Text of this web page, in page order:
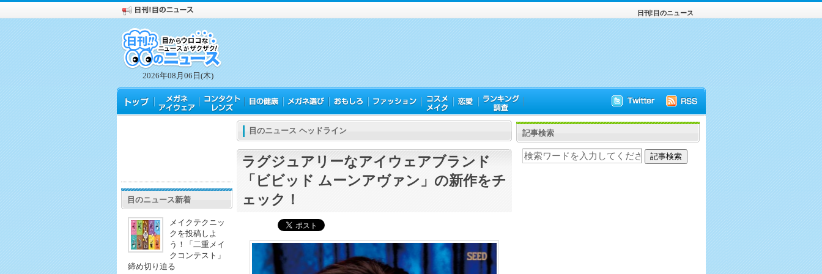
2026年08月06日(木)
日刊!目のニュース
目のニュース新着
メイクテクニッ
クを投稿しよ
う！「二重メイ
クコンテスト」
締め切り迫る
目のニュース ヘッドライン
ラグジュアリーなアイウェアブランド
「ビビッド ムーンアヴァン」の新作をチ
ェック！
記事検索